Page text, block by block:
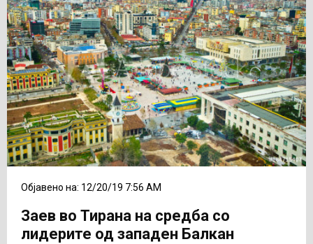
Објавено на: 12/20/19 7:56 AM
Заев во Тирана на средба со
лидерите од западен Балкан